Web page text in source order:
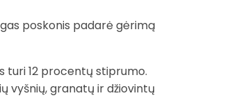
poskonis padarė gėrimą
turi 12 procentų stiprumo.
vyšnių, granatų ir džiovintų